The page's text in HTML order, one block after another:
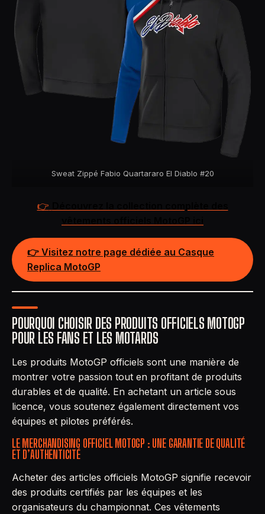
Sweat Zippé Fabio Quartararo El Diablo #20
👉
👉 Visitez notre page dédiée au Casque
Replica MotoGP
POURQUOI CHOISIR DES PRODUITS OFFICIELS MOTOGP
POUR LES FANS ET LES MOTARDS
Les produits MotoGP officiels sont une manière de
montrer votre passion tout en profitant de produits
durables et de qualité. En achetant un article sous
licence, vous soutenez également directement vos
équipes et pilotes préférés.
LE MERCHANDISING OFFICIEL MOTOGP : UNE GARANTIE DE QUALITÉ
ET D’AUTHENTICITÉ
Acheter des articles officiels MotoGP signifie recevoir
des produits certifiés par les équipes et les
organisateurs du championnat. Ces vêtements